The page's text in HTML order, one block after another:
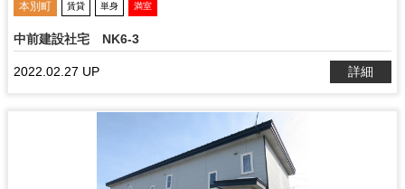
本別町 賃貸 単身 満室
中前建設社宅 NK6-3
2022.02.27 UP 詳細